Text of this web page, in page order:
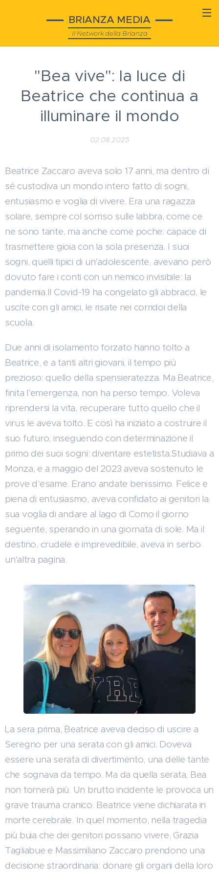
BRIANZA MEDIA
Il Network della Brianza
"Bea vive": la luce di
Beatrice che continua a
illuminare il mondo
02.08.2025
Beatrice Zaccaro aveva solo 17 anni, ma dentro di
sé custodiva un mondo intero fatto di sogni,
entusiasmo e voglia di vivere. Era una ragazza
solare, sempre col sorriso sulle labbra, come ce
ne sono tante, ma anche come poche: capace di
trasmettere gioia con la sola presenza. I suoi
sogni, quelli tipici di un'adolescente, avevano però
dovuto fare i conti con un nemico invisibile: la
pandemia.Il Covid-19 ha congelato gli abbracci, le
uscite con gli amici, le risate nei corridoi della
scuola.
Due anni di isolamento forzato hanno tolto a
Beatrice, e a tanti altri giovani, il tempo più
prezioso: quello della spensieratezza. Ma Beatrice,
finita l'emergenza, non ha perso tempo. Voleva
riprendersi la vita, recuperare tutto quello che il
virus le aveva tolto. E così ha iniziato a costruire il
suo futuro, inseguendo con determinazione il
primo dei suoi sogni: diventare estetista.Studiava a
Monza, e a maggio del 2023 aveva sostenuto le
prove d'esame. Erano andate benissimo. Felice e
piena di entusiasmo, aveva confidato ai genitori la
sua voglia di andare al lago di Como il giorno
seguente, sperando in una giornata di sole. Ma il
destino, crudele e imprevedibile, aveva in serbo
un'altra pagina.
La sera prima, Beatrice aveva deciso di uscire a
Seregno per una serata con gli amici. Doveva
essere una serata di divertimento, una delle tante
che sognava da tempo. Ma da quella serata, Bea
non tornerà più. Un brutto incidente le provoca un
grave trauma cranico. Beatrice viene dichiarata in
morte cerebrale. In quel momento, nella tragedia
più buia che dei genitori possano vivere, Grazia
Tagliabue e Massimiliano Zaccaro prendono una
decisione straordinaria: donare gli organi della loro